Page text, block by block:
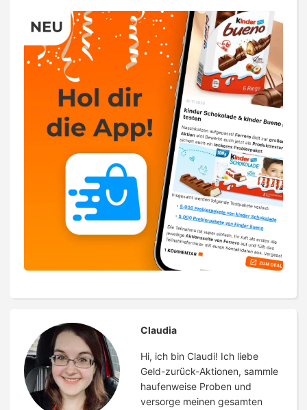
Claudia
Hi, ich bin Claudi! Ich liebe
Geld-zurück-Aktionen, sammle
haufenweise Proben und
versorge meinen gesamten